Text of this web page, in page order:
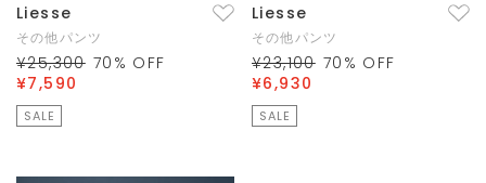
Liesse
その他パンツ
¥25,300 70 % OFF
¥7,590
SALE
Liesse
その他パンツ
¥23,100 70 % OFF
¥6,930
SALE